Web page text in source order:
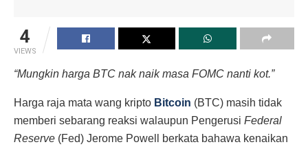
4
VIEWS
“Mungkin harga BTC nak naik masa FOMC nanti kot.”
Harga raja mata wang kripto Bitcoin (BTC) masih tidak
memberi sebarang reaksi walaupun Pengerusi Federal
Reserve (Fed) Jerome Powell berkata bahawa kenaikan